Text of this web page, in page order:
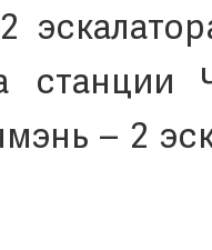
станции
– 2